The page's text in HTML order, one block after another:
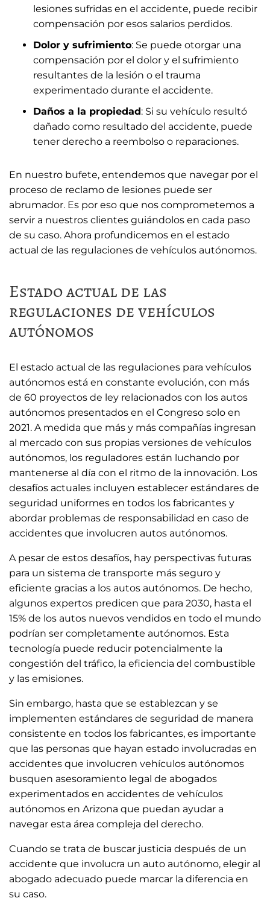
lesiones sufridas en el accidente, puede recibir
compensación por esos salarios perdidos.
Dolor y sufrimiento: Se puede otorgar una
compensación por el dolor y el sufrimiento
resultantes de la lesión o el trauma
experimentado durante el accidente.
Daños a la propiedad: Si su vehículo resultó
dañado como resultado del accidente, puede
tener derecho a reembolso o reparaciones.
En nuestro bufete, entendemos que navegar por el
proceso de reclamo de lesiones puede ser
abrumador. Es por eso que nos comprometemos a
servir a nuestros clientes guiándolos en cada paso
de su caso. Ahora profundicemos en el estado
actual de las regulaciones de vehículos autónomos.
Estado actual de las
regulaciones de vehículos
autónomos
El estado actual de las regulaciones para vehículos
autónomos está en constante evolución, con más
de 60 proyectos de ley relacionados con los autos
autónomos presentados en el Congreso solo en
2021. A medida que más y más compañías ingresan
al mercado con sus propias versiones de vehículos
autónomos, los reguladores están luchando por
mantenerse al día con el ritmo de la innovación. Los
desafíos actuales incluyen establecer estándares de
seguridad uniformes en todos los fabricantes y
abordar problemas de responsabilidad en caso de
accidentes que involucren autos autónomos.
A pesar de estos desafíos, hay perspectivas futuras
para un sistema de transporte más seguro y
eficiente gracias a los autos autónomos. De hecho,
algunos expertos predicen que para 2030, hasta el
15% de los autos nuevos vendidos en todo el mundo
podrían ser completamente autónomos. Esta
tecnología puede reducir potencialmente la
congestión del tráfico, la eficiencia del combustible
y las emisiones.
Sin embargo, hasta que se establezcan y se
implementen estándares de seguridad de manera
consistente en todos los fabricantes, es importante
que las personas que hayan estado involucradas en
accidentes que involucren vehículos autónomos
busquen asesoramiento legal de abogados
experimentados en accidentes de vehículos
autónomos en Arizona que puedan ayudar a
navegar esta área compleja del derecho.
Cuando se trata de buscar justicia después de un
accidente que involucra un auto autónomo, elegir al
abogado adecuado puede marcar la diferencia en
su caso.